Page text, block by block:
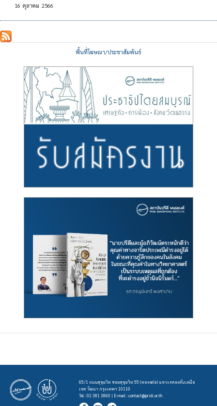
16 ตุลาคม 2566
พื้นที่โฆษณา/ประชาสัมพันธ์
65/1 ถนนสุขุมวิท ซอยสุขุมวิท 55 (ทองหล่อ) แขวง คลองตันเหนือ
เขต วัฒนา กรุงเทพฯ 10110
Tel : 02 381 3860 | E-mail :contact@pridi.or.th